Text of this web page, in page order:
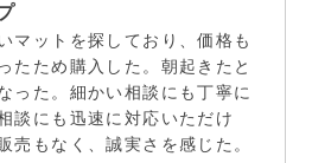
マットを探しており、価格も
たため購入した。朝起きたと
った。細かい相談にも丁寧に
談にも迅速に対応いただけ
売もなく、誠実さを感じた。